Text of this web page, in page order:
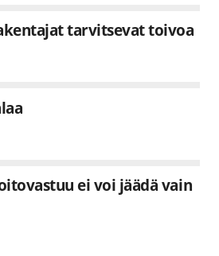
tarvitsevat toivoa
ei voi jäädä vain